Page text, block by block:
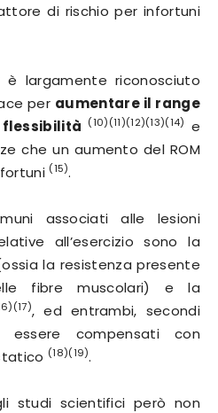
di rischio per infortuni
è largamente riconosciuto
per aumentare il range
flessibilità (10)(11)(12)(13)(14) e
che un aumento del ROM
(15).
associati alle lesioni
all’esercizio sono la
la resistenza presente
fibre muscolari) e la
, ed entrambi, secondi
essere compensati con
(18)(19).
studi scientifici però non